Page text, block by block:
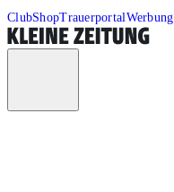
ClubShopTrauerportalWerbung